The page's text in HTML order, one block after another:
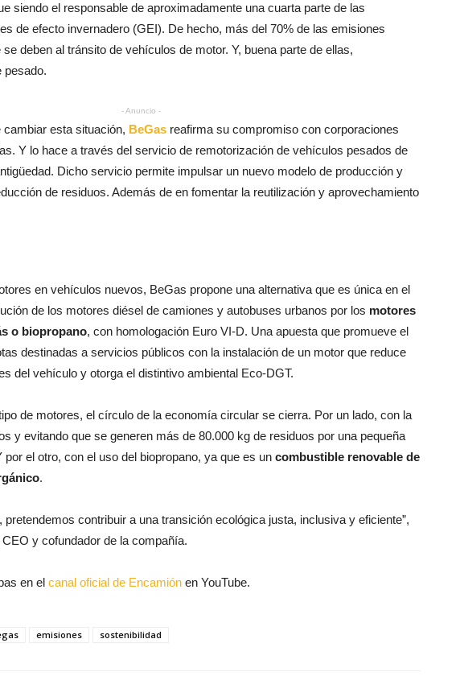
siendo el responsable de aproximadamente una cuarta parte de las
de efecto invernadero (GEI). De hecho, más del 70% de las emisiones
deben al tránsito de vehículos de motor. Y, buena parte de ellas,
pesado.
- Anuncio -
esta situación, BeGas reafirma su compromiso con corporaciones
Y lo hace a través del servicio de remotorización de vehículos pesados de
Dicho servicio permite impulsar un nuevo modelo de producción y
de residuos. Además de en fomentar la reutilización y aprovechamiento
en vehículos nuevos, BeGas propone una alternativa que es única en el
de los motores diésel de camiones y autobuses urbanos por los motores
o biopropano, con homologación Euro VI-D. Una apuesta que promueve el
destinadas a servicios públicos con la instalación de un motor que reduce
del vehículo y otorga el distintivo ambiental Eco-DGT.
de motores, el círculo de la economía circular se cierra. Por un lado, con la
y evitando que se generen más de 80.000 kg de residuos por una pequeña
el otro, con el uso del biopropano, ya que es un combustible renovable de
.
pretendemos contribuir a una transición ecológica justa, inclusiva y eficiente”,
CEO y cofundador de la compañía.
en el canal oficial de Encamión en YouTube.
emisiones sostenibilidad